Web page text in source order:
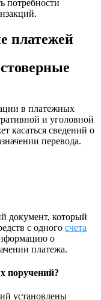
потребности
платежей
в платежных
и уголовной
касаться сведений о
перевода.
документ, который
с одного счета
о
платежа.
поручений?
установлены